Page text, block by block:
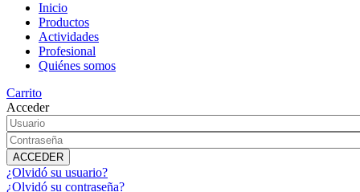
Inicio
Productos
Actividades
Profesional
Quiénes somos
Carrito
Acceder
¿Olvidó su usuario?
¿Olvidó su contraseña?